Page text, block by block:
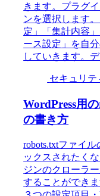
きます。プラグ
ンを選択します
定」「集計内容
ース設定」を自
していきます。
セキュリテ
WordPress用
の書き方
robots.txtファイ
ックスされたく
ジンのクローラ
することができ